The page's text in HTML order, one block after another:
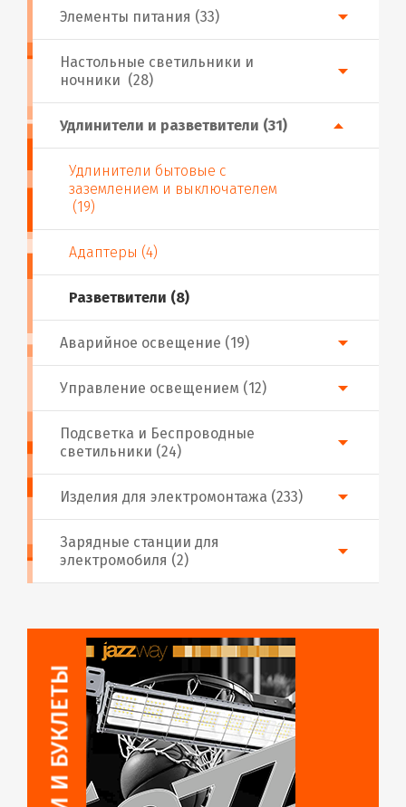
Аварийное освещение (19)
Настольные светильники и
ночники (28)
Подсветка и Беспроводные
светильники (24)
Изделия для электромонтажа (233)
Удлинители и разветвители (31)
Удлинители бытовые с
заземлением и выключателем
(19)
Адаптеры (4)
Разветвители (8)
Управление освещением (12)
Элементы питания (33)
Зарядные станции для
электромобиля (2)